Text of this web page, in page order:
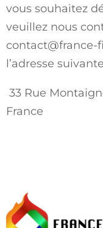
vous souhaitez
veuillez nous
contact@france-
l’adresse
33 Rue
France